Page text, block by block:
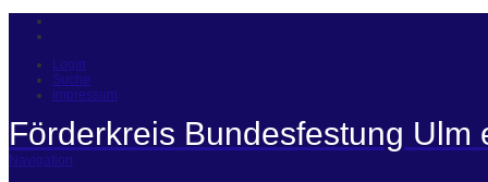
Login
Suche
Impressum
Förderkreis Bundesfestung Ulm
Navigation